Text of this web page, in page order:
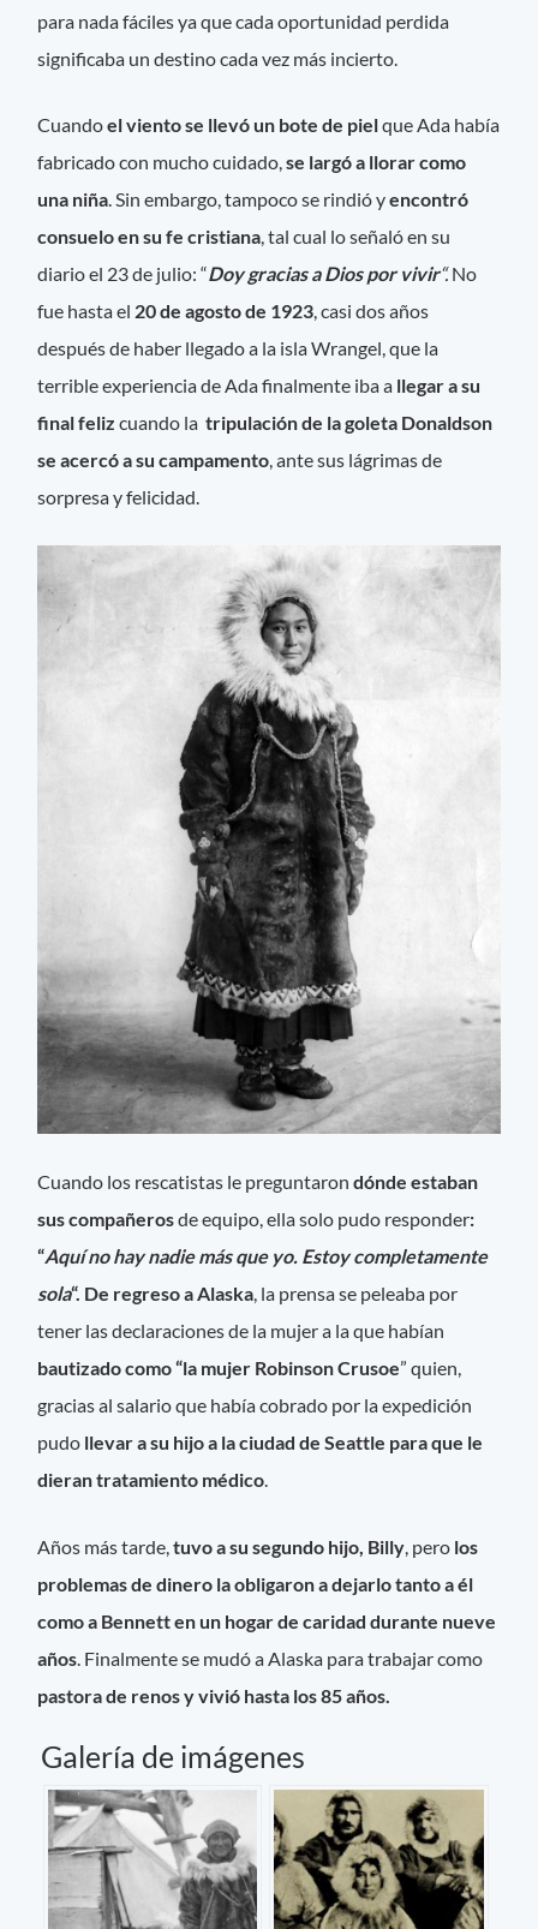
para nada fáciles ya que cada oportunidad perdida
significaba un destino cada vez más incierto.
Cuandoel viento se llevó un bote de pielque Ada había
fabricado con mucho cuidado,se largó a llorar como
una niña. Sin embargo, tampoco se rindió yencontró
consuelo en su fe cristiana, tal cual lo señaló en su
diario el 23 de julio: “Doy gracias a Dios por vivir“.No
fue hasta el 20 de agosto de 1923, casi dos años
después de haber llegado a la isla Wrangel, que la
terrible experiencia de Ada finalmente iba a llegar a su
final feliz cuando latripulación de la goleta Donaldson
se acercó a su campamento, ante sus lágrimas de
sorpresa y felicidad.
Cuando los rescatistas le preguntarondónde estaban
sus compañerosde equipo, ella solo pudo responder:
“Aquí no hay nadie más que yo. Estoy completamente
sola“. De regreso a Alaska, la prensa se peleaba por
tener las declaraciones de la mujer a la que habían
bautizado como “la mujer Robinson Crusoe” quien,
gracias al salario que había cobrado por la expedición
pudo llevar a su hijo a la ciudad de Seattle para que le
dieran tratamiento médico.
Años más tarde,tuvo a su segundo hijo, Billy , pero los
problemas de dinero la obligaron a dejarlo tanto a él
como a Bennett en un hogar de caridad durante nueve
años . Finalmente se mudó a Alaska para trabajar como
pastora de renos y vivió hasta los 85 años.
Galería de imágenes